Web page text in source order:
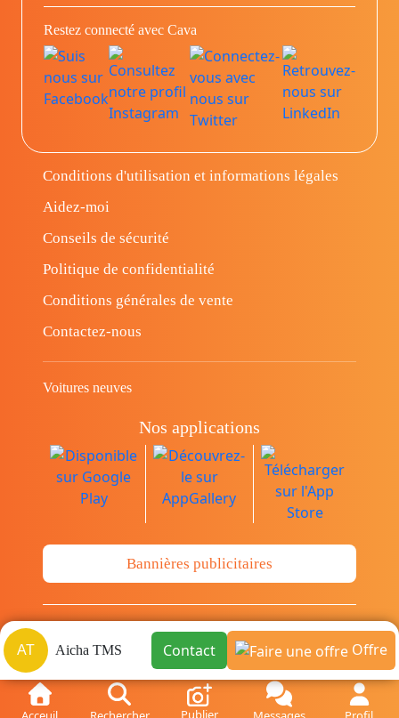
Publier
AT Aicha TMS Contact Offre
Restez connecté avec Cava
Conditions d'utilisation et informations légales
Aidez-moi
Conseils de sécurité
Politique de confidentialité
Conditions générales de vente
Contactez-nous
Voitures neuves
Nos applications
Bannières publicitaires
© Copyright 2014-2026 Cava.tn Limited Tous
les droits sont réservés.